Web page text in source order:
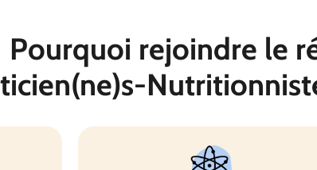
Pourquoi rejoindre le